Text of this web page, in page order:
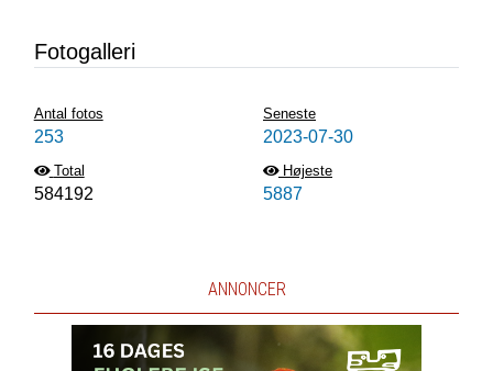
Fotogalleri
Antal fotos
253
Seneste
2023-07-30
Total
584192
Højeste
5887
ANNONCER